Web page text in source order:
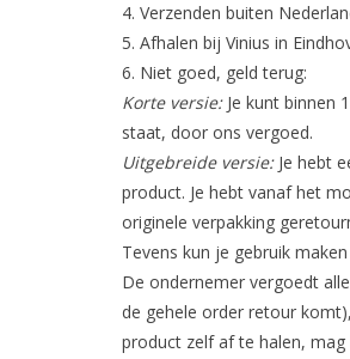
Verzenden buiten
Afhalen bij Vinius in
Niet goed, geld terug:
Korte versie:Je kunt binnen
staat, door ons vergoed.
Uitgebreide versie:Je hebt
product. Je hebt vanaf het
originele verpakking
Tevens kun je gebruik
De ondernemer vergoedt
de gehele order retour
product zelf af te halen,